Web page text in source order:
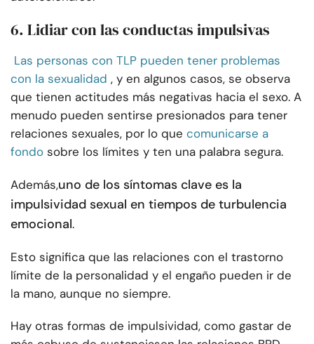
6. Lidiar con las conductas impulsivas
Las personas con TLP pueden tener problemas
con la sexualidad , y en algunos casos, se observa
que tienen actitudes más negativas hacia el sexo. A
menudo pueden sentirse presionados para tener
relaciones sexuales, por lo que comunicarse a
fondo sobre los límites y ten una palabra segura.
Además,uno de los síntomas clave es la
impulsividad sexual en tiempos de turbulencia
emocional.
Esto significa que las relaciones con el trastorno
límite de la personalidad y el engaño pueden ir de
la mano, aunque no siempre.
Hay otras formas de impulsividad, como gastar de